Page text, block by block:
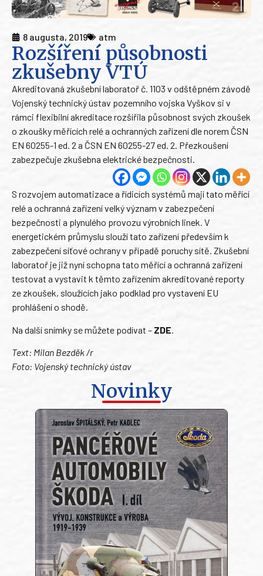
8 augusta, 2019 atm
Rozšíření působnosti
zkušebny VTÚ
Akreditovaná zkušební laboratoř č. 1103 v odštěpném závodě
Vojenský technický ústav pozemního vojska Vyškov si v
rámci flexibilní akreditace rozšířila působnost svých zkoušek
o zkoušky měřících relé a ochranných zařízení dle norem ČSN
EN 60255-1 ed. 2 a ČSN EN 60255-27 ed. 2. Přezkoušení
zabezpečuje zkušebna elektrické bezpečnosti.
S rozvojem automatizace a řídicích systémů mají tato měřící
relé a ochranná zařízení velký význam v zabezpečení
bezpečnosti a plynulého provozu výrobních linek. V
energetickém průmyslu slouží tato zařízení především k
zabezpečení síťové ochrany v případě poruchy sítě. Zkušební
laboratoř je již nyní schopna tato měřící a ochranná zařízení
testovat a vystavit k těmto zařízením akreditované reporty
ze zkoušek, sloužících jako podklad pro vystavení EU
prohlášení o shodě.
Na další snímky se můžete podívat – ZDE
Text: Milan Bezděk /r
Foto: Vojenský technický ústav
Novinky